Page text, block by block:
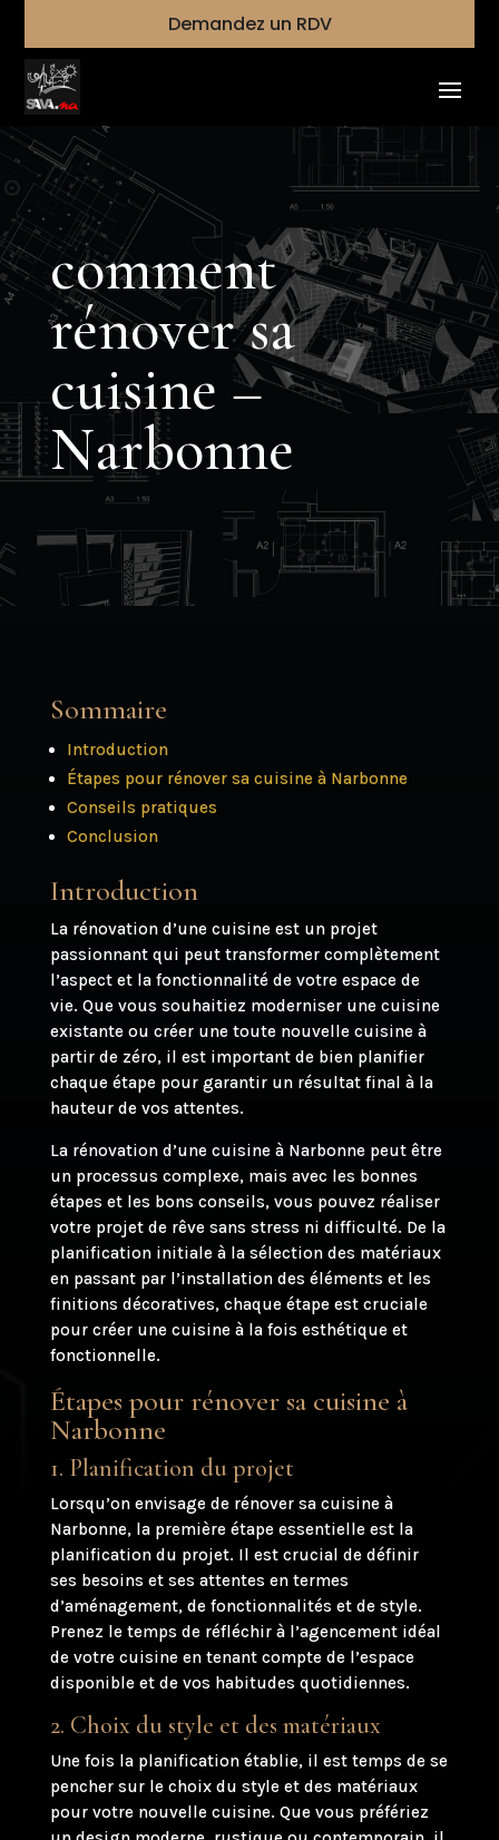
Demandez un RDV
comment
rénover sa
cuisine –
Narbonne
Sommaire
Introduction
Étapes pour rénover sa cuisine à Narbonne
Conseils pratiques
Conclusion
Introduction
La rénovation d’une cuisine est un projet
passionnant qui peut transformer complètement
l’aspect et la fonctionnalité de votre espace de
vie. Que vous souhaitiez moderniser une cuisine
existante ou créer une toute nouvelle cuisine à
partir de zéro, il est important de bien planifier
chaque étape pour garantir un résultat final à la
hauteur de vos attentes.
La rénovation d’une cuisine à Narbonne peut être
un processus complexe, mais avec les bonnes
étapes et les bons conseils, vous pouvez réaliser
votre projet de rêve sans stress ni difficulté. De la
planification initiale à la sélection des matériaux
en passant par l’installation des éléments et les
finitions décoratives, chaque étape est cruciale
pour créer une cuisine à la fois esthétique et
fonctionnelle.
Étapes pour rénover sa cuisine à
Narbonne
1. Planification du projet
Lorsqu’on envisage de rénover sa cuisine à
Narbonne, la première étape essentielle est la
planification du projet. Il est crucial de définir
ses besoins et ses attentes en termes
d’aménagement, de fonctionnalités et de style.
Prenez le temps de réfléchir à l’agencement idéal
de votre cuisine en tenant compte de l’espace
disponible et de vos habitudes quotidiennes.
2. Choix du style et des matériaux
Une fois la planification établie, il est temps de se
pencher sur le choix du style et des matériaux
pour votre nouvelle cuisine. Que vous préfériez